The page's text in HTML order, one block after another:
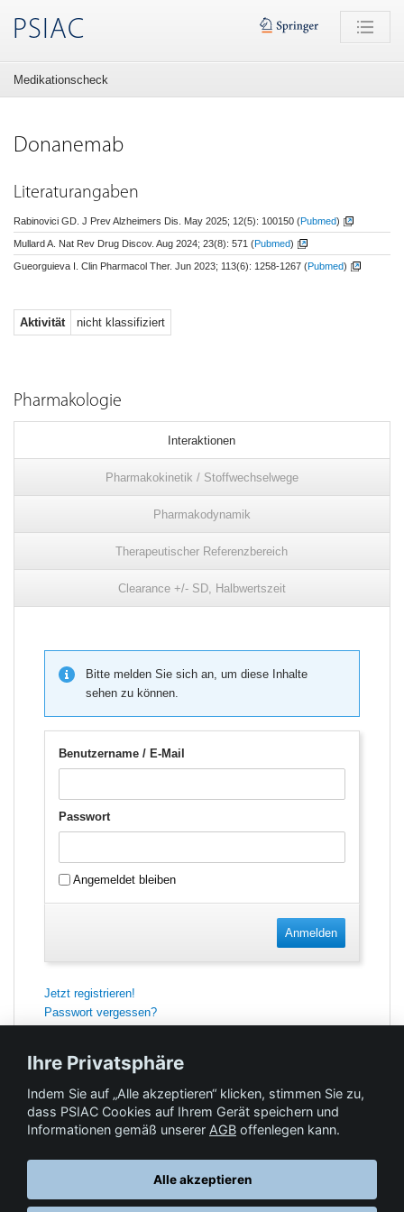
PSIAC
Medikationscheck
Donanemab
Literaturangaben
Rabinovici GD. J Prev Alzheimers Dis. May 2025; 12(5): 100150 (Pubmed)
Mullard A. Nat Rev Drug Discov. Aug 2024; 23(8): 571 (Pubmed)
Gueorguieva I. Clin Pharmacol Ther. Jun 2023; 113(6): 1258-1267 (Pubmed)
Aktivität nicht klassifiziert
Pharmakologie
Interaktionen
Pharmakokinetik / Stoffwechselwege
Pharmakodynamik
Therapeutischer Referenzbereich
Clearance +/- SD, Halbwertszeit
Bitte melden Sie sich an, um diese Inhalte
sehen zu können.
Benutzername / E-Mail
Passwort
Angemeldet bleiben
Anmelden
Jetzt registrieren!
Passwort vergessen?
Feedback
Ihre Privatsphäre
Indem Sie auf „Alle akzeptieren“ klicken, stimmen Sie zu,
dass PSIAC Cookies auf Ihrem Gerät speichern und
Informationen gemäß unserer AGB offenlegen kann.
Alle akzeptieren